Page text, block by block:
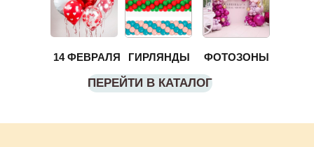
ГИРЛЯНДЫ
ПЕРЕЙТИ В КАТАЛОГ
ФОТОЗОНЫ
14 ФЕВРАЛЯ